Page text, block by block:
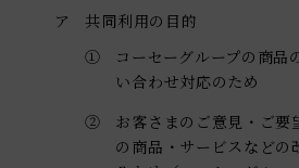
ア
共同利用の目的
①
コーセーグループの商品
い合わせ対応のため
②
お客さまのご意見・ご要
の商品・サービスなどの